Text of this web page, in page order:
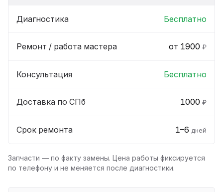
Диагностика Бесплатно
Ремонт / работа мастера от 1900 ₽
Консультация Бесплатно
Доставка по СПб 1000 ₽
Срок ремонта 1–6 дней
Запчасти — по факту замены. Цена работы фиксируется
по телефону и не меняется после диагностики.